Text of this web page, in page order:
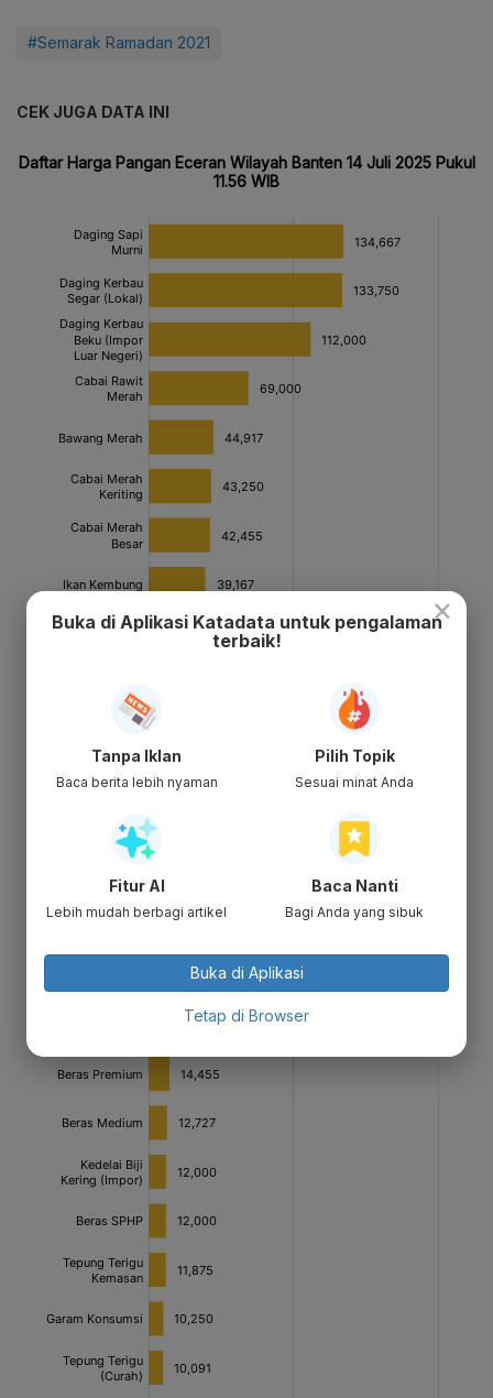
#Semarak Ramadan 2021
CEK JUGA DATA INI
×
Buka di Aplikasi Katadata untuk pengalaman
terbaik!
Tanpa Iklan
Baca berita lebih nyaman
Pilih Topik
Sesuai minat Anda
Fitur AI
Lebih mudah berbagi artikel
Baca Nanti
Bagi Anda yang sibuk
Buka di Aplikasi
Tetap di Browser